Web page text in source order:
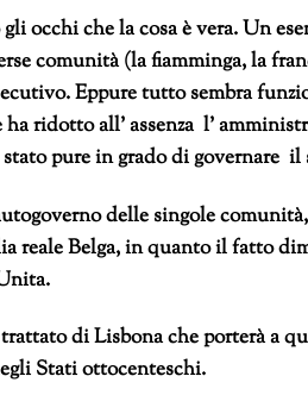
occhi che la cosa è vera. Un
comunità (la fiamminga, la
Eppure tutto sembra
ridotto all’ assenza l’
pure in grado di governare il
delle singole
reale Belga, in quanto il fatto
di Lisbona che porterà a
Stati ottocenteschi.